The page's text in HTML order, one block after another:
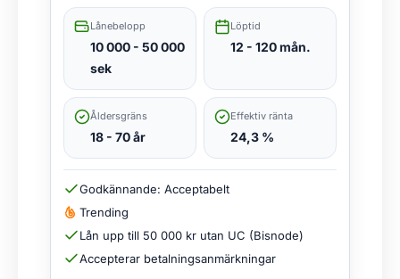
Lånebelopp
10 000 - 50 000
sek
Löptid
12 - 120 mån.
Åldersgräns
18 - 70 år
Effektiv ränta
24,3 %
Godkännande: Acceptabelt
Trending
Lån upp till 50 000 kr utan UC (Bisnode)
Accepterar betalningsanmärkningar